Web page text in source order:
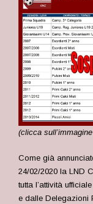
(clicca
Come già
24/02/2020 la LND
tutta l’attività
e dalle Delegazioni